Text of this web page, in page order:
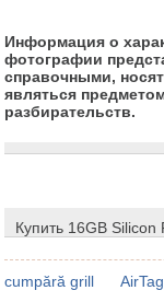
Информация о
фотографии
справочными,
являться
разбирательств.
Купить 16GB
cumpără grill